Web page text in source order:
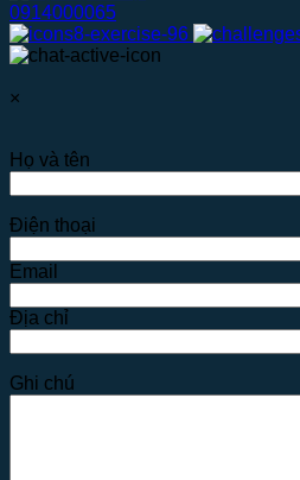
0914000065
×
Họ và tên
Điện thoại
Email
Địa chỉ
Ghi chú